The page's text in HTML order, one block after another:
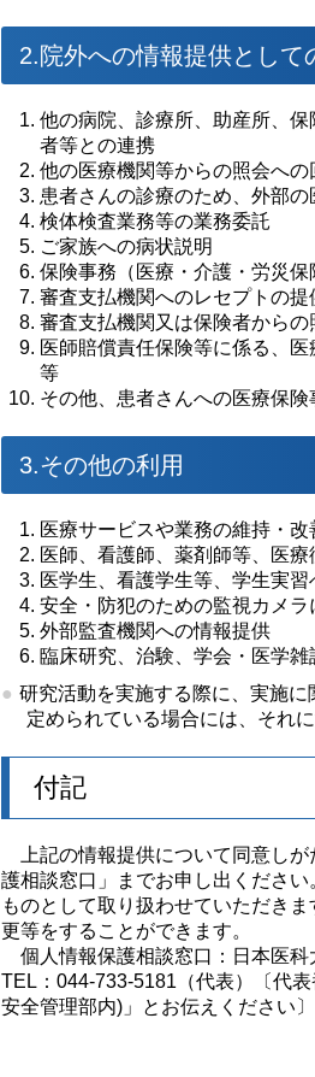
2.院外への情報提供として
他の病院、診療所、助産所、
者等との連携
他の医療機関等からの照会への
患者さんの診療のため、外部
検体検査業務等の業務委託
ご家族への病状説明
保険事務（医療・介護・労災
審査支払機関へのレセプトの提
審査支払機関又は保険者からの
医師賠償責任保険等に係る、
等
その他、患者さんへの医療保険
3.その他の利用
医療サービスや業務の維持・
医師、看護師、薬剤師等、医
医学生、看護学生等、学生実習
安全・防犯のための監視カメ
外部監査機関への情報提供
臨床研究、治験、学会・医学雑
研究活動を実施する際に、実施
定められている場合には、それ
付記
上記の情報提供について同意しが
護相談窓口」までお申し出くださ
ものとして取り扱わせていただき
更等をすることができます。
個人情報保護相談窓口：日本医科
TEL：044-733-5181（代表）〔代
安全管理部内)」とお伝えください〕